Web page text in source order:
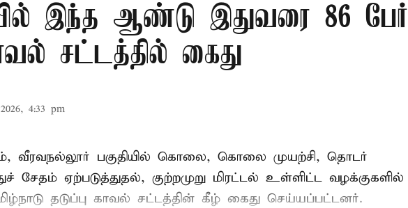
இந்த ஆண்டு இதுவரை 86 பேர்
சட்டத்தில் கைது
4:33 pm
வீரவநல்லூர் பகுதியில் கொலை, கொலை முயற்சி, தொடர்
சேதம் ஏற்படுத்துதல், குற்றமுறு மிரட்டல் உள்ளிட்ட வழக்குகளில்
தடுப்பு காவல் சட்டத்தின் கீழ் கைது செய்யப்பட்டனர்.